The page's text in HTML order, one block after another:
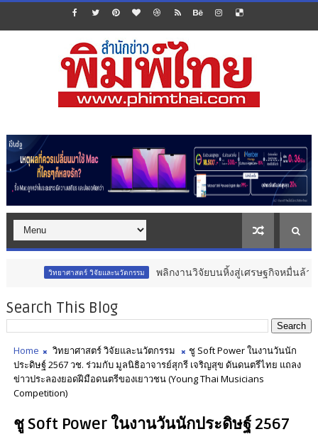
วิจัยและนวัตกรรม พลิกงานวิจัยบนหิ้งสู่เศรษฐกิจหมื่นล้าน : เจาะลึกมุมมองให
Search This Blog
Home วิทยาศาสตร์ วิจัยและนวัตกรรม
ชู Soft Power ในงานวันนัก
ประดิษฐ์ 2567 วช. ร่วมกับ มูลนิธิอาจารย์สุกรี เจริญสุข ดันดนตรีไทย แถลง
ข่าวประลองยอดฝีมือดนตรีของเยาวชน (Young Thai Musicians
Competition)
ชู Soft Power ในงานวันนักประดิษฐ์ 2567